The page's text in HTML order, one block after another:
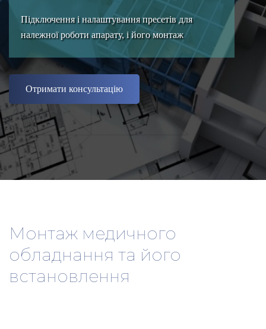
Підключення і налаштування пресетів для
належної роботи апарату, і його монтаж
Отримати консультацію
Монтаж медичного
обладнання та його
встановлення